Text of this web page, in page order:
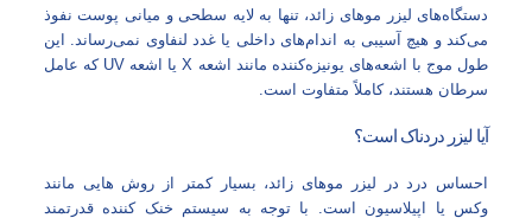
دستگاه‌های لیزر موهای زائد، تنها به لایه سطحی و میانی پوست نفوذ
می‌کند و هیچ آسیبی به اندام‌های داخلی یا غدد لنفاوی نمی‌رساند. این
طول موج با اشعه‌های یونیزه‌کننده مانند اشعه X یا اشعه UV که عامل
سرطان هستند، کاملاً متفاوت است.
آیا لیزر دردناک است؟
احساس درد در لیزر موهای زائد، بسیار کمتر از روش‌ هایی مانند
وکس یا اپیلاسیون است. با توجه به سیستم خنک‌ کننده قدرتمند